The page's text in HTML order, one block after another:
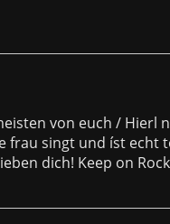
von euch / Hierl
frau singt und íst echt
dich! Keep on